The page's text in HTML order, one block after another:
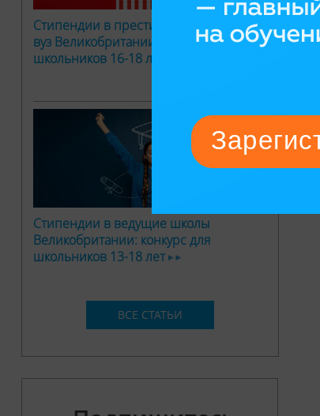
Стипендии в престижный творческий
вуз Великобритании: конкурс для
школьников 16-18 лет
Стипендии в ведущие школы
Великобритании: конкурс для
школьников 13-18 лет
ВСЕ СТАТЬИ